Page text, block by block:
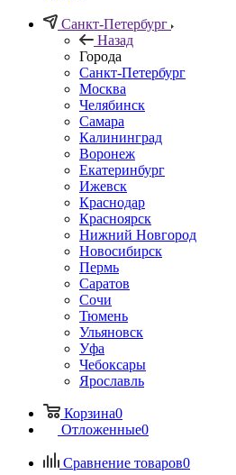
Санкт-Петербург
Назад
Города
Санкт-Петербург
Москва
Челябинск
Самара
Калининград
Воронеж
Екатеринбург
Ижевск
Краснодар
Красноярск
Нижний Новгород
Новосибирск
Пермь
Саратов
Сочи
Тюмень
Ульяновск
Уфа
Чебоксары
Ярославль
Корзина0
Отложенные0
Сравнение товаров0